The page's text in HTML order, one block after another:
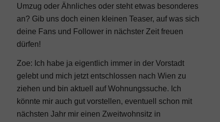
Umzug oder Ähnliches oder steht etwas besonderes
an? Gib uns doch einen kleinen Teaser, auf was sich
deine Fans und Follower in nächster Zeit freuen
dürfen!
Zoe: Ich habe ja eigentlich immer in der Vorstadt
gelebt und mich jetzt entschlossen nach Wien zu
ziehen und bin aktuell auf Wohnungssuche. Ich
könnte mir auch gut vorstellen, eventuell schon mit
nächsten Jahr mir einen Zweitwohnsitz in